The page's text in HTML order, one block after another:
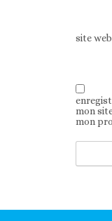
site web
mon
mon